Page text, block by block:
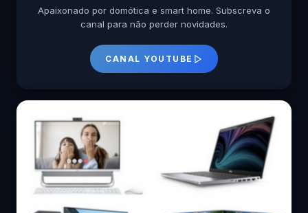
Apaixonado por domótica e smart home. Subscreva o
canal para não perder novidades.
CANAL YOUTUBE